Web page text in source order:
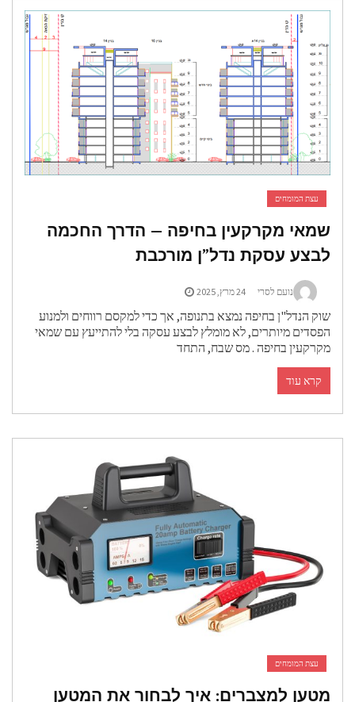
עצת המומחים
מקרקעין בחיפה – הדרך החכמה
עסקת נדל”ן מורכבת
נועם לסרי 24 מרץ, 2025
הנדל"ן בחיפה נמצא בתנופה, אך כדי למקסם רווחים ולמנוע
מיותרים, לא מומלץ לבצע עסקה בלי להתייעץ עם שמאי
בחיפה . מס שבח, התחד
קרא עוד
עצת המומחים
למצברים: איך לבחור את המטען